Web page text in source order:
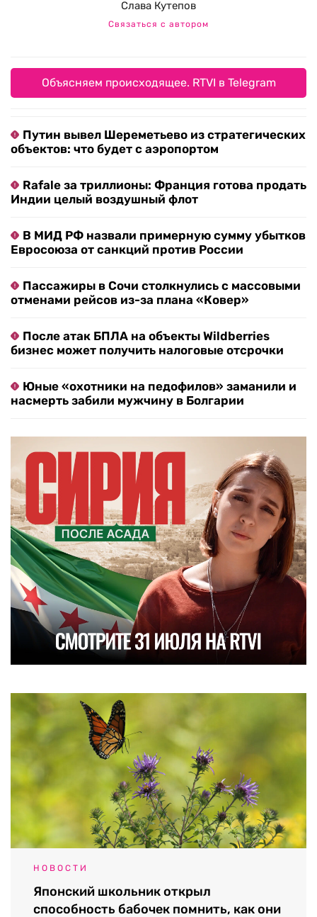
Слава Кутепов
Связаться с автором
Объясняем происходящее. RTVI в Telegram
Путин вывел Шереметьево из стратегических
объектов: что будет с аэропортом
Rafale за триллионы: Франция готова продать
Индии целый воздушный флот
В МИД РФ назвали примерную сумму убытков
Евросоюза от санкций против России
Пассажиры в Сочи столкнулись с массовыми
отменами рейсов из-за плана «Ковер»
После атак БПЛА на объекты Wildberries
бизнес может получить налоговые отсрочки
Юные «охотники на педофилов» заманили и
насмерть забили мужчину в Болгарии
НОВОСТИ
Японский школьник открыл
способность бабочек помнить, как они